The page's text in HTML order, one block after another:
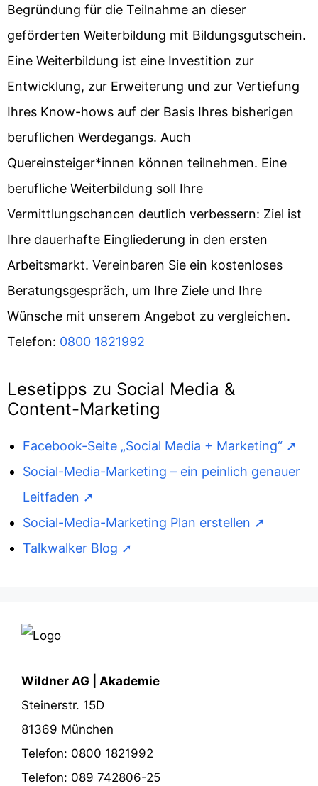
Begründung für die Teilnahme an dieser
geförderten Weiterbildung mit Bildungsgutschein.
Eine Weiterbildung ist eine Investition zur
Entwicklung, zur Erweiterung und zur Vertiefung
Ihres Know-hows auf der Basis Ihres bisherigen
beruflichen Werdegangs. Auch
Quereinsteiger*innen können teilnehmen. Eine
berufliche Weiterbildung soll Ihre
Vermittlungschancen deutlich verbessern: Ziel ist
Ihre dauerhafte Eingliederung in den ersten
Arbeitsmarkt. Vereinbaren Sie ein kostenloses
Beratungsgespräch, um Ihre Ziele und Ihre
Wünsche mit unserem Angebot zu vergleichen.
Telefon: 0800 1821992
Lesetipps zu Social Media &
Content-Marketing
Facebook-Seite „Social Media + Marketing“
Social-Media-Marketing – ein peinlich genauer
Leitfaden
Social-Media-Marketing Plan erstellen
Talkwalker Blog
Wildner AG | Akademie
Steinerstr. 15D
81369 München
Telefon: 0800 1821992
Telefon: 089 742806-25